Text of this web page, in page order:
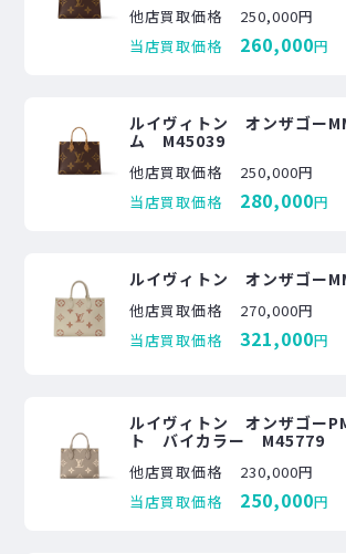
他店買取価格
250,000円
当店買取価格
260,000円
ルイヴィトン オンザゴー
ム M45039
他店買取価格
250,000円
当店買取価格
280,000円
ルイヴィトン オンザゴー
他店買取価格
270,000円
当店買取価格
321,000円
ルイヴィトン オンザゴー
ト バイカラー M45779
他店買取価格
230,000円
当店買取価格
250,000円